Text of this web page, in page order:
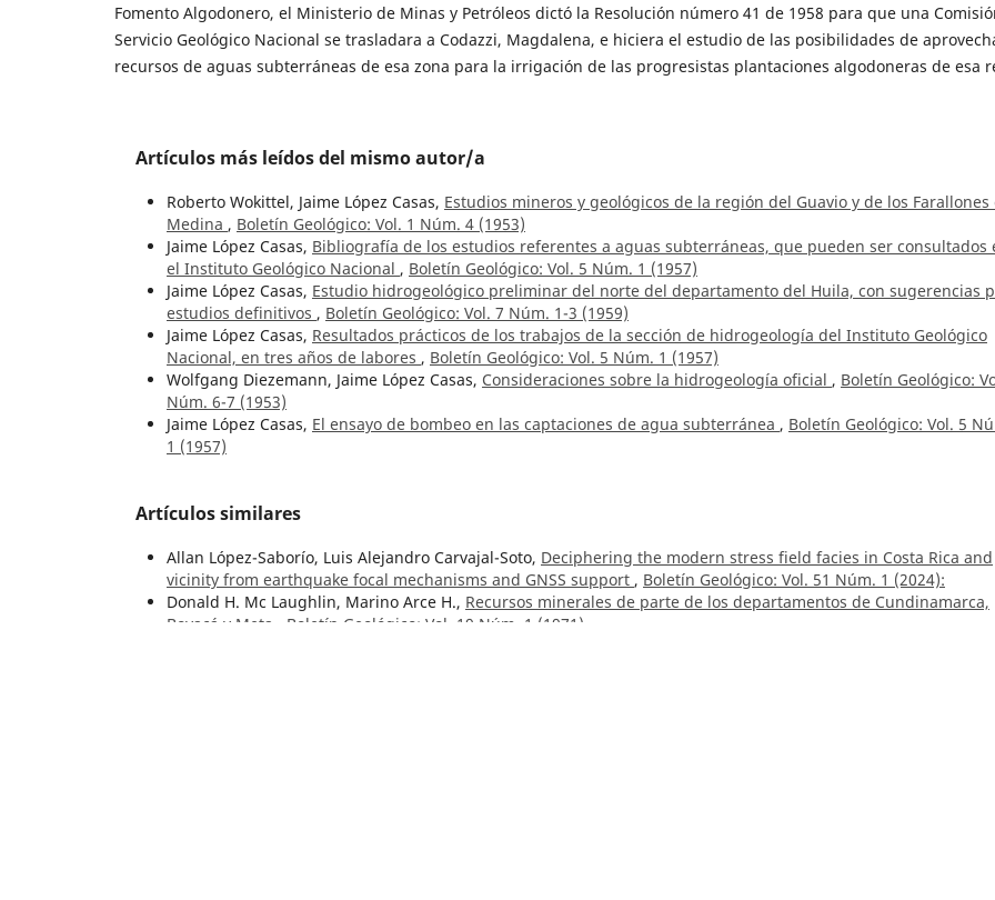
Fomento Algodonero, el Ministerio de Minas y Petróleos dictó la Resolución número 41 de 1958 para que una
Servicio Geológico Nacional se trasladara a Codazzi, Magdalena, e hiciera el estudio de las posibili­dades de
recursos de aguas subterráneas de esa zona para la irrigación de las progresistas plantaciones algodoneras de esa
Artículos más leídos del mismo autor/a
Roberto Wokittel, Jaime López Casas, Estudios mineros y geológicos de la región del Guavio y de los Farallones
Medina , Boletín Geológico: Vol. 1 Núm. 4 (1953)
Jaime López Casas, Bibliografía de los estudios referentes a aguas subterráneas, que pueden ser consultados
el Instituto Geológico Nacional , Boletín Geológico: Vol. 5 Núm. 1 (1957)
Jaime López Casas, Estudio hidrogeológico preliminar del norte del departamento del Huila, con sugerencias
estudios definitivos , Boletín Geológico: Vol. 7 Núm. 1-3 (1959)
Jaime López Casas, Resultados prácticos de los trabajos de la sección de hidrogeología del Instituto Geológico
Nacional, en tres años de labores , Boletín Geológico: Vol. 5 Núm. 1 (1957)
Wolfgang Diezemann, Jaime López Casas, Consideraciones sobre la hidrogeología oficial , Boletín Geológico:
Núm. 6-7 (1953)
Jaime López Casas, El ensayo de bombeo en las captaciones de agua subterránea , Boletín Geológico: Vol. 5
1 (1957)
Artículos similares
Allan López-Saborío, Luis Alejandro Carvajal-Soto, Deciphering the modern stress field facies in Costa Rica and
vicinity from earthquake focal mechanisms and GNSS support , Boletín Geológico: Vol. 51 Núm. 1 (2024):
Donald H. Mc Laughlin, Marino Arce H., Recursos minerales de parte de los departamentos de Cundinamarca,
Boyacá y Meta
Boletín Geológico: Vol. 19 Núm. 1 (1971)